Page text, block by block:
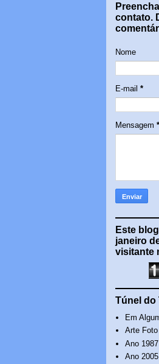
contato.
Nome
E-mail *
Mensagem *
Este
janeiro
visitante
Túnel do
Em
Arte Foto
Ano 1987
Ano 2005